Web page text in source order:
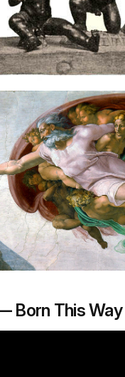
Born This Way